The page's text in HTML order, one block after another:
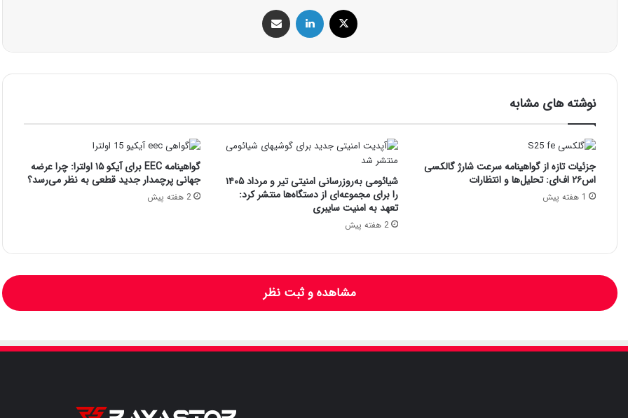
ایکس لینکداین
نوشته های مشابه
جزئیات تازه از گواهینامه سرعت شارژ گالکسی
اس۲۶ اف‌ای: تحلیل‌ها و انتظارات
1 هفته پیش
شیائومی به‌روزرسانی امنیتی تیر و مرداد ۱۴۰۵
را برای مجموعه‌ای از دستگاه‌ها منتشر کرد:
تعهد به امنیت سایبری
2 هفته پیش
گواهینامه EEC برای آیکو ۱۵ اولترا: چرا عرضه
جهانی پرچمدار جدید قطعی به نظر می‌رسد؟
2 هفته پیش
مشاهده و ثبت نظر